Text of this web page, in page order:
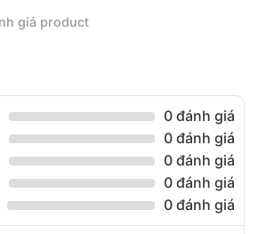
giá product
0 đánh giá
0 đánh giá
0 đánh giá
0 đánh giá
0 đánh giá